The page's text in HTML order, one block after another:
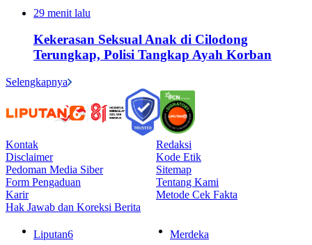
29 menit lalu
Kekerasan Seksual Anak di Cilodong
Terungkap, Polisi Tangkap Ayah Korban
Selengkapnya
Kontak
Redaksi
Disclaimer
Kode Etik
Pedoman Media Siber
Sitemap
Form Pengaduan
Tentang Kami
Karir
Metode Cek Fakta
Hak Jawab dan Koreksi Berita
Liputan6
Merdeka